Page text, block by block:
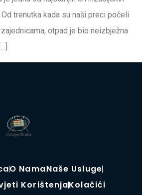
trenutka kada su naši preci počeli
otpad je bio neizbježna
O NamaNaše Usluge
KorištenjaKolačići